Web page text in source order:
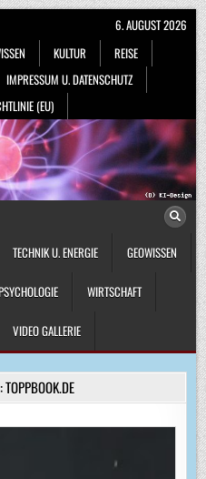
KULTUR
REISE
IMPRESSUM U. DATENSCHUTZ
(EU)
6. AUGUST 2026
TECHNIK U. ENERGIE GEOWISSEN
WIRTSCHAFT
VIDEO GALLERIE